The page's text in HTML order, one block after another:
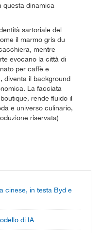
questa dinamica
sartoriale del
il marmo gris du
mentre
evocano la città di
per caffè e
diventa il background
La facciata
rende fluido il
e universo culinario,
riservata)
cinese, in testa Byd e
di IA